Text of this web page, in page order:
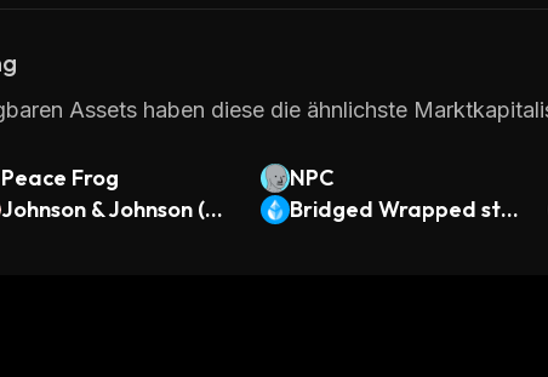
Assets haben diese die ähnlichste
Peace Frog NPC
Johnson & Johnson (O
Bridged Wrapped stE